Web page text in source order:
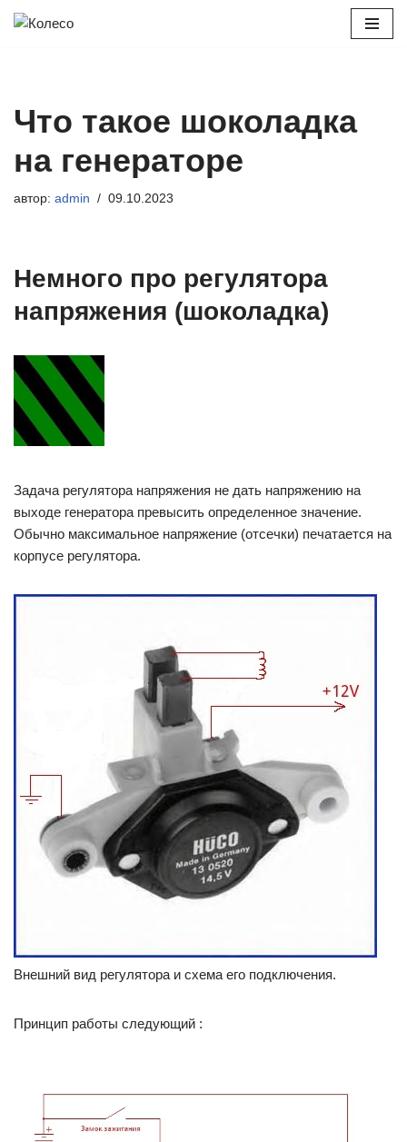
Что такое шоколадка
на генераторе
автор: admin 09.10.2023
Немного про регулятора
напряжения (шоколадка)
Задача регулятора напряжения не дать напряжению на
выходе генератора превысить определенное значение.
Обычно максимальное напряжение (отсечки) печатается на
корпусе регулятора.
Внешний вид регулятора и схема его подключения.
Принцип работы следующий :